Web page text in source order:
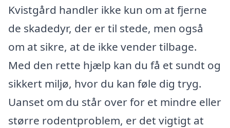
Kvistgård handler ikke kun om at fjerne
de skadedyr, der er til stede, men også
om at sikre, at de ikke vender tilbage.
Med den rette hjælp kan du få et sundt og
sikkert miljø, hvor du kan føle dig tryg.
Uanset om du står over for et mindre eller
større rodentproblem, er det vigtigt at